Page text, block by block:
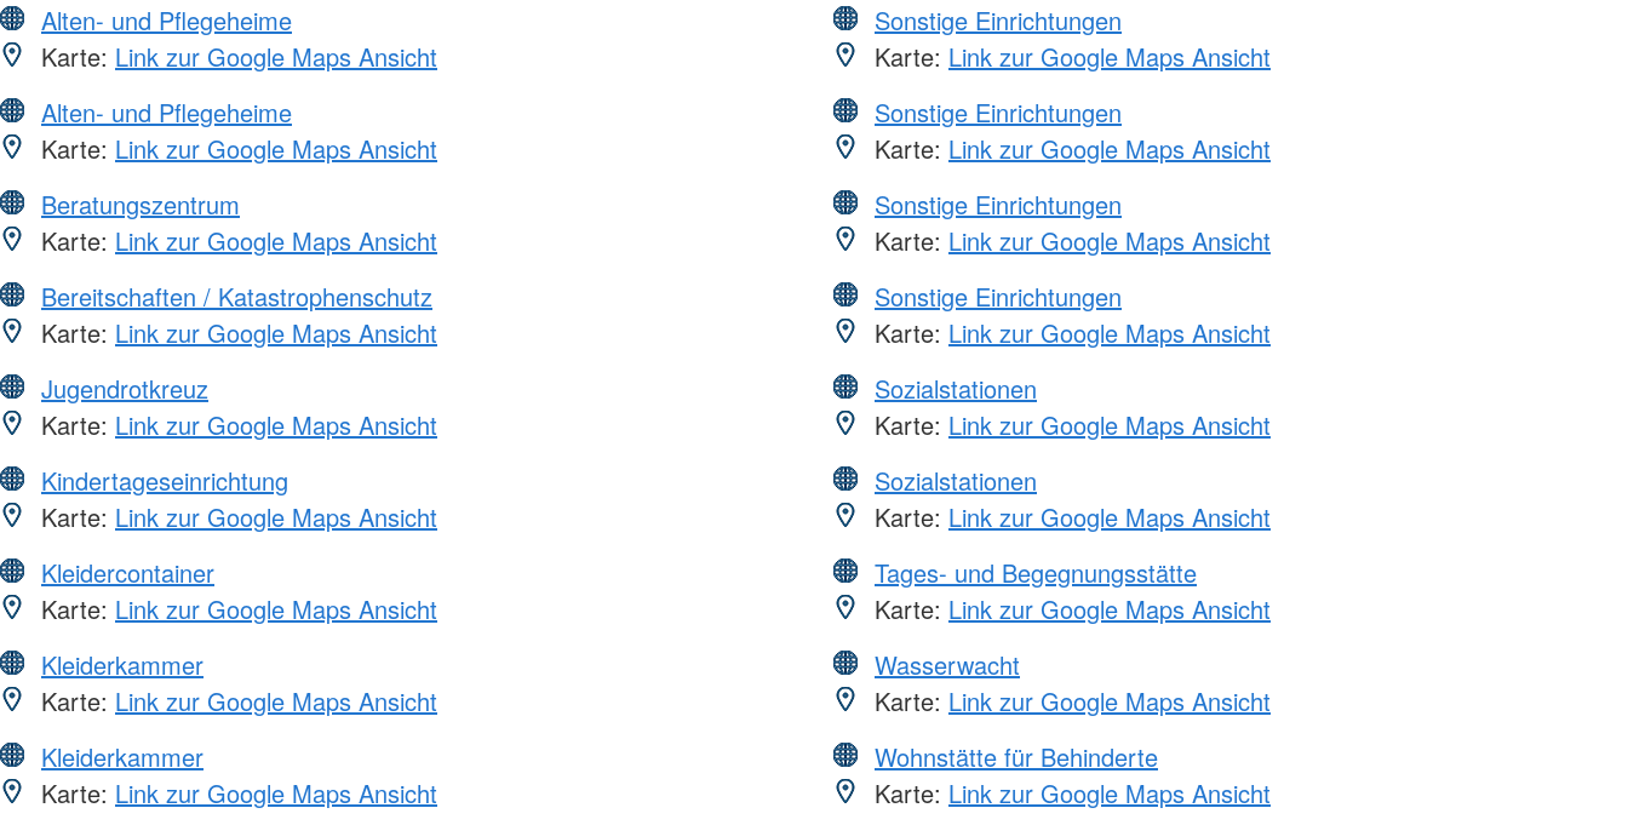
Alten- und Pflegeheime
Karte: Link zur Google Maps Ansicht
Alten- und Pflegeheime
Karte: Link zur Google Maps Ansicht
Beratungszentrum
Karte: Link zur Google Maps Ansicht
Bereitschaften / Katastrophenschutz
Karte: Link zur Google Maps Ansicht
Jugendrotkreuz
Karte: Link zur Google Maps Ansicht
Kindertageseinrichtung
Karte: Link zur Google Maps Ansicht
Kleidercontainer
Karte: Link zur Google Maps Ansicht
Kleiderkammer
Karte: Link zur Google Maps Ansicht
Kleiderkammer
Karte: Link zur Google Maps Ansicht
Sonstige Einrichtungen
Karte: Link zur Google Maps Ansicht
Sonstige Einrichtungen
Karte: Link zur Google Maps Ansicht
Sonstige Einrichtungen
Karte: Link zur Google Maps Ansicht
Sonstige Einrichtungen
Karte: Link zur Google Maps Ansicht
Sozialstationen
Karte: Link zur Google Maps Ansicht
Sozialstationen
Karte: Link zur Google Maps Ansicht
Tages- und Begegnungsstätte
Karte: Link zur Google Maps Ansicht
Wasserwacht
Karte: Link zur Google Maps Ansicht
Wohnstätte für Behinderte
Karte: Link zur Google Maps Ansicht